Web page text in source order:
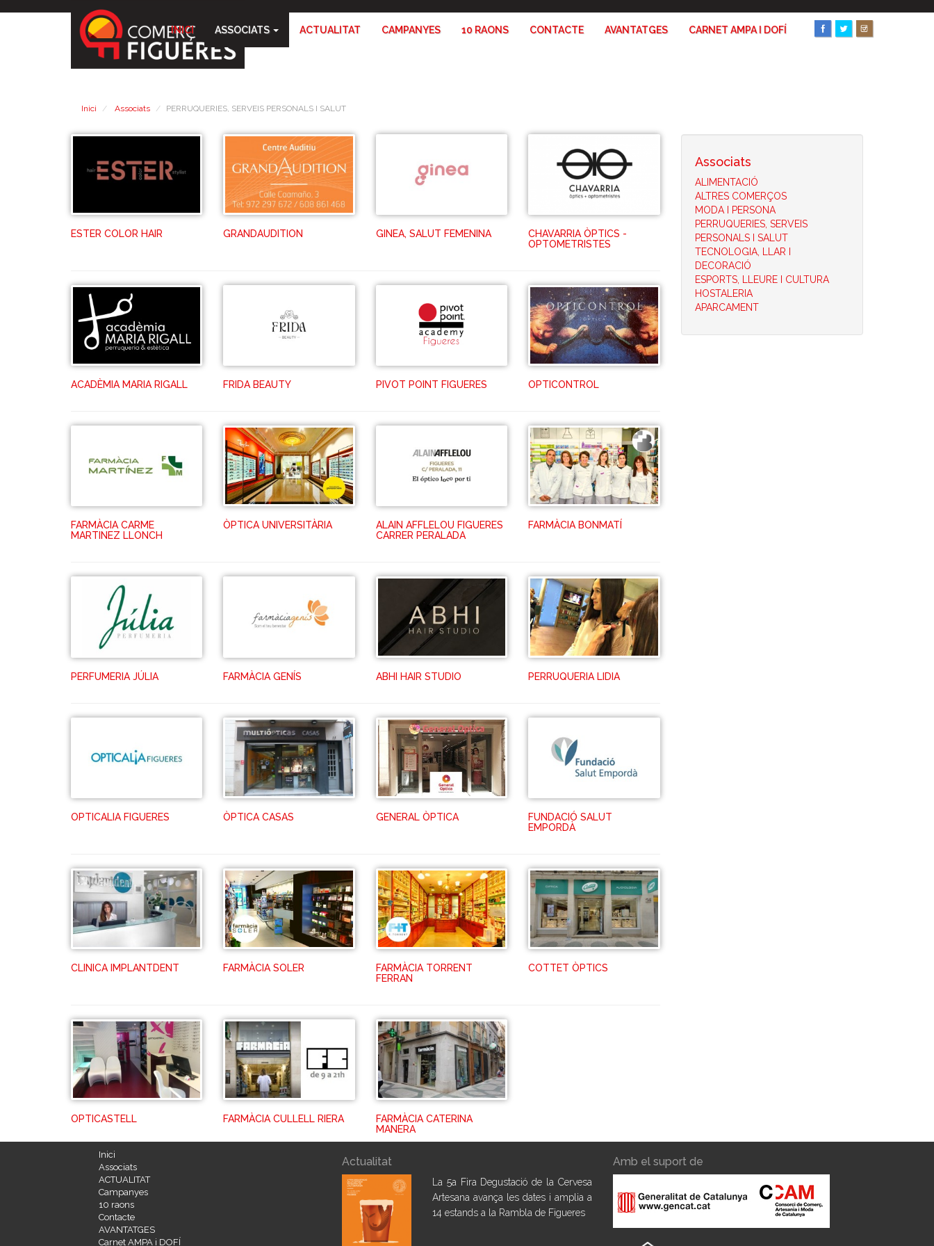
INICI ASSOCIATS ACTUALITAT CAMPANYES 10 RAONS CONTACTE AVANTATGES CARNET AMPA I DOFÍ
Inici Associats PERRUQUERIES, SERVEIS PERSONALS I SALUT
ESTER COLOR HAIR GRANDAUDITION GINEA, SALUT FEMENINA
CHAVARRIA ÒPTICS -
OPTOMETRISTES
ACADÈMIA MARIA RIGALL FRIDA BEAUTY PIVOT POINT FIGUERES OPTICONTROL
FARMÀCIA CARME
MARTINEZ LLONCH
ÒPTICA UNIVERSITÀRIA
ALAIN AFFLELOU FIGUERES
CARRER PERALADA
FARMÀCIA BONMATÍ
PERFUMERIA JÚLIA FARMÀCIA GENÍS ABHI HAIR STUDIO PERRUQUERIA LIDIA
OPTICALIA FIGUERES ÒPTICA CASAS GENERAL ÒPTICA
FUNDACIÓ SALUT
EMPORDÀ
CLINICA IMPLANTDENT FARMÀCIA SOLER
FARMÀCIA TORRENT
FERRAN
COTTET ÒPTICS
OPTICASTELL FARMÀCIA CULLELL RIERA
FARMÀCIA CATERINA
MANERA
Associats
ALIMENTACIÓ
ALTRES COMERÇOS
MODA I PERSONA
PERRUQUERIES, SERVEIS
PERSONALS I SALUT
TECNOLOGIA, LLAR I
DECORACIÓ
ESPORTS, LLEURE I CULTURA
HOSTALERIA
APARCAMENT
Inici
Associats
ACTUALITAT
Campanyes
10 raons
Contacte
AVANTATGES
Carnet AMPA i DOFÍ
Actualitat
La 5a Fira Degustació de la Cervesa
Artesana avança les dates i amplia a
14 estands a la Rambla de Figueres
Amb el suport de